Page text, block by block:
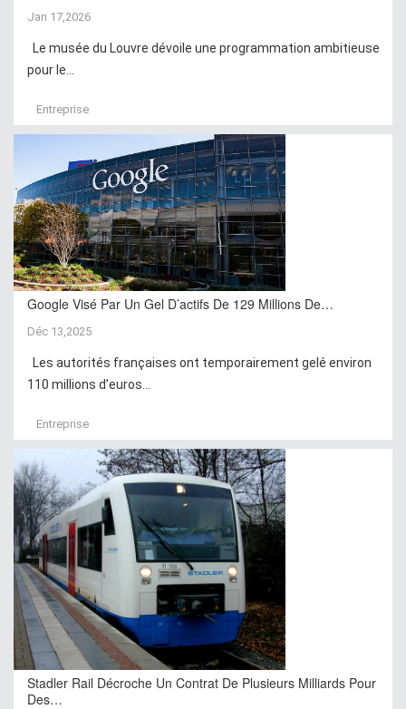
Jan 17,2026
Le musée du Louvre dévoile une programmation ambitieuse
pour le...
Entreprise
Google Visé Par Un Gel D’actifs De 129 Millions De…
Déc 13,2025
Les autorités françaises ont temporairement gelé environ
110 millions d’euros...
Entreprise
Stadler Rail Décroche Un Contrat De Plusieurs Milliards Pour
Des…